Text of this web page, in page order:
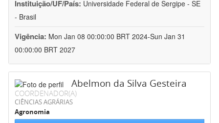
Instituição/UF/País: Universidade Federal de Sergipe - SE
- Brasil
Vigência: Mon Jan 08 00:00:00 BRT 2024-Sun Jan 31
00:00:00 BRT 2027
Abelmon da Silva Gesteira
COORDENADOR(A)
CIÊNCIAS AGRÁRIAS
Agronomia